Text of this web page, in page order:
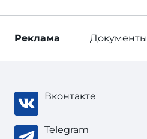
Реклама Документы
Вконтакте
Telegram